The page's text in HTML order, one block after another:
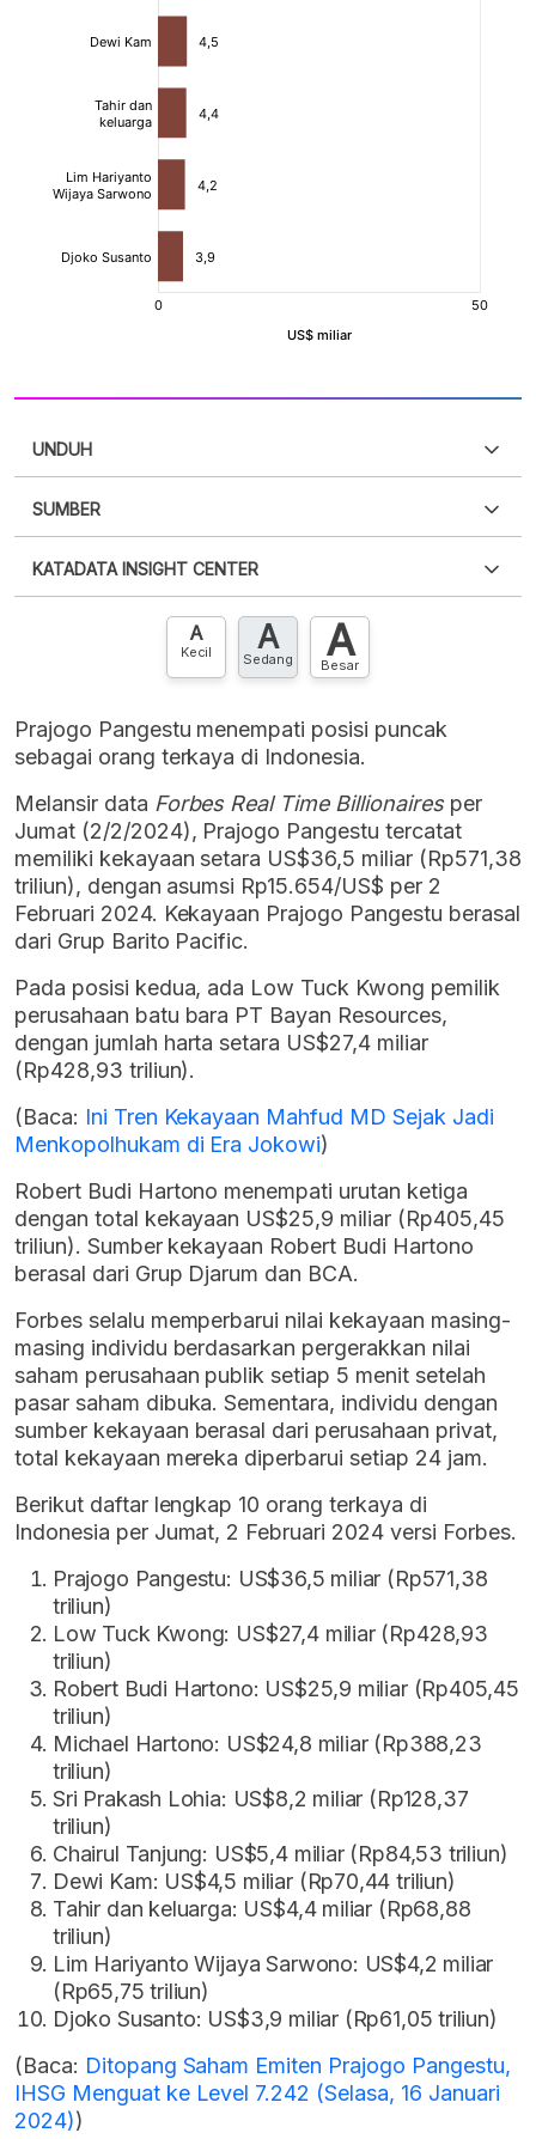
UNDUH
XLS
SUMBER
punya akun?Silakan Daftar sekarang
KATADATA INSIGHT CENTER
Hubungi sekarang »
A
Kecil A
Sedang A
Besar
Prajogo Pangestu menempati posisi puncak
sebagai orang terkaya di Indonesia.
Melansir data Forbes Real Time Billionairesper
Jumat (2/2/2024), Prajogo Pangestu tercatat
memiliki kekayaan setara US$36,5 miliar (Rp571,38
triliun), dengan asumsi Rp15.654/US$ per 2
Februari 2024. Kekayaan Prajogo Pangestu berasal
dari Grup Barito Pacific.
Pada posisi kedua, ada Low Tuck Kwong pemilik
perusahaan batu bara PT Bayan Resources,
dengan jumlah harta setara US$27,4 miliar
(Rp428,93 triliun).
(Baca: Ini Tren Kekayaan Mahfud MD Sejak Jadi
Menkopolhukam di Era Jokowi)
Robert Budi Hartono menempati urutan ketiga
dengan total kekayaan US$25,9 miliar (Rp405,45
triliun). Sumber kekayaan Robert Budi Hartono
berasal dari Grup Djarum dan BCA.
Forbes selalu memperbarui nilai kekayaan masing-
masing individu berdasarkan pergerakkan nilai
saham perusahaan publik setiap 5 menit setelah
pasar saham dibuka. Sementara, individu dengan
sumber kekayaan berasal dari perusahaan privat,
total kekayaan mereka diperbarui setiap 24 jam.
Berikut daftar lengkap 10 orang terkaya di
Indonesia per Jumat, 2 Februari 2024 versi Forbes.
Prajogo Pangestu: US$36,5 miliar (Rp571,38
triliun)
Low Tuck Kwong: US$27,4 miliar (Rp428,93
triliun)
Robert Budi Hartono: US$25,9 miliar (Rp405,45
triliun)
Michael Hartono: US$24,8 miliar (Rp388,23
triliun)
Sri Prakash Lohia: US$8,2 miliar (Rp128,37
triliun)
Chairul Tanjung: US$5,4 miliar (Rp84,53 triliun)
Dewi Kam: US$4,5 miliar (Rp70,44 triliun)
Tahir dan keluarga: US$4,4 miliar (Rp68,88
triliun)
Lim Hariyanto Wijaya Sarwono: US$4,2 miliar
(Rp65,75 triliun)
Djoko Susanto: US$3,9 miliar (Rp61,05 triliun)
(Baca: Ditopang Saham Emiten Prajogo Pangestu,
IHSG Menguat ke Level 7.242 (Selasa, 16 Januari
2024))